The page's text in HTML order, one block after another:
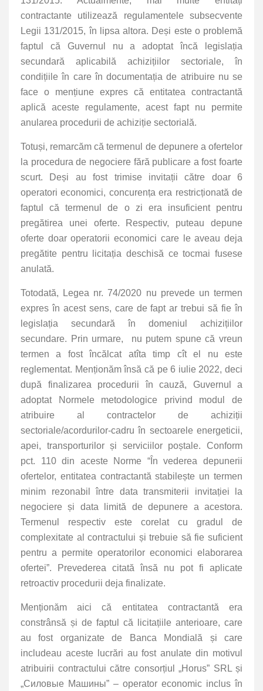
contractante utilizează regulamentele subsecvente
Legii 131/2015, în lipsa altora. Deși este o problemă
faptul că Guvernul nu a adoptat încă legislația
secundară aplicabilă achizițiilor sectoriale, în
condițiile în care în documentația de atribuire nu se
face o mențiune expres că entitatea contractantă
aplică aceste regulamente, acest fapt nu permite
anularea procedurii de achiziție sectorială.
Totuși, remarcăm că termenul de depunere a ofertelor
la procedura de negociere fără publicare a fost foarte
scurt. Deși au fost trimise invitații către doar 6
operatori economici, concurența era restricționată de
faptul că termenul de o zi era insuficient pentru
pregătirea unei oferte. Respectiv, puteau depune
oferte doar operatorii economici care le aveau deja
pregătite pentru licitația deschisă ce tocmai fusese
anulată.
Totodată, Legea nr. 74/2020 nu prevede un termen
expres în acest sens, care de fapt ar trebui să fie în
legislația secundară în domeniul achizițiilor
secundare. Prin urmare, nu putem spune că vreun
termen a fost încălcat atîta timp cît el nu este
reglementat. Menționăm însă că pe 6 iulie 2022, deci
după finalizarea procedurii în cauză, Guvernul a
adoptat Normele metodologice privind modul de
atribuire al contractelor de achiziții
sectoriale/acordurilor-cadru în sectoarele energeticii,
apei, transporturilor și serviciilor poștale. Conform
pct. 110 din aceste Norme “În vederea depunerii
ofertelor, entitatea contractantă stabilește un termen
minim rezonabil între data transmiterii invitației la
negociere și data limită de depunere a acestora.
Termenul respectiv este corelat cu gradul de
complexitate al contractului și trebuie să fie suficient
pentru a permite operatorilor economici elaborarea
ofertei”. Prevederea citată însă nu pot fi aplicate
retroactiv procedurii deja finalizate.
Menționăm aici că entitatea contractantă era
constrânsă și de faptul că licitațiile anterioare, care
au fost organizate de Banca Mondială și care
includeau aceste lucrări au fost anulate din motivul
atribuirii contractului către consorțiul „Horus” SRL și
„Силовые Машины” – operator economic inclus în